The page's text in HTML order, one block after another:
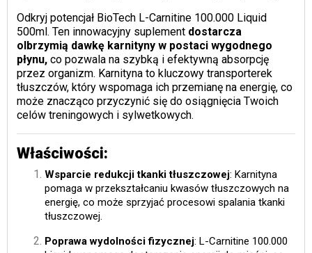
Odkryj potencjał BioTech L-Carnitine 100.000 Liquid
500ml. Ten innowacyjny suplement dostarcza
olbrzymią dawkę karnityny w postaci wygodnego
płynu,co pozwala na szybką i efektywną absorpcję
przez organizm. Karnityna to kluczowy transporterek
tłuszczów, który wspomaga ich przemianę na energię, co
może znacząco przyczynić się do osiągnięcia Twoich
celów treningowych i sylwetkowych.
Właściwości:
Wsparcie redukcji tkanki tłuszczowej: Karnityna
pomaga w przekształcaniu kwasów tłuszczowych na
energię, co może sprzyjać procesowi spalania tkanki
tłuszczowej.
Poprawa wydolności fizycznej: L-Carnitine 100.000